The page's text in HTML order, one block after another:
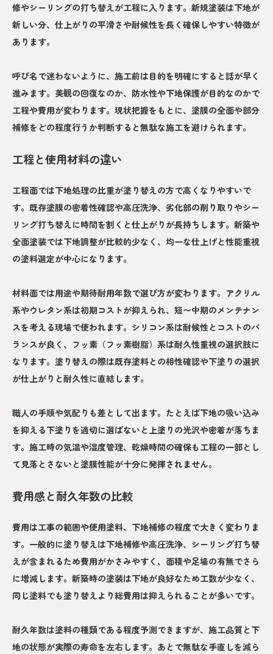
修やシーリングの打ち替えが工程に入ります。新規塗装は下地が
新しい分、仕上がりの平滑さや耐候性を長く確保しやすい特徴が
あります。
呼び名で迷わないように、施工前は目的を明確にすると話が早く
進みます。美観の回復なのか、防水性や下地保護が目的なのかで
工程や費用が変わります。現状把握をもとに、塗膜の全面や部分
補修をどの程度行うか判断すると無駄な施工を避けられます。
工程と使用材料の違い
工程面では下地処理の比重が塗り替えの方で高くなりやすいで
す。既存塗膜の密着性確認や高圧洗浄、劣化部の削り取りやシー
リング打ち替えに時間を割くと仕上がりが長持ちします。新築や
全面塗装では下地調整が比較的少なく、均一な仕上げと性能重視
の塗料選定が中心になります。
材料面では用途や期待耐用年数で選び方が変わります。アクリル
系やウレタン系は初期コストが抑えられ、短〜中期のメンテナン
スを考える現場で使われます。シリコン系は耐候性とコストのバ
ランスが良く、フッ素（フッ素樹脂）系は耐久性重視の選択肢に
なります。塗り替えの際は既存塗料との相性確認や下塗りの選択
が仕上がりと耐久性に直結します。
職人の手順や気配りも差として出ます。たとえば下地の吸い込み
を抑える下塗りを適切に選ばないと上塗りの光沢や密着が落ちま
す。施工時の気温や湿度管理、乾燥時間の確保も工程の一部とし
て見落とさないと塗膜性能が十分に発揮されません。
費用感と耐久年数の比較
費用は工事の範囲や使用塗料、下地補修の程度で大きく変わりま
す。一般的に塗り替えは下地補修や高圧洗浄、シーリング打ち替
えが含まれるため費用がかさみやすく、面積や足場の有無でさら
に増減します。新築時の塗装は下地が良好なため工数が少なく、
同じ塗料でも塗り替えより総費用は抑えられることが多いです。
耐久年数は塗料の種類である程度予測できますが、施工品質と下
地の状態が実際の寿命を左右します。あとで無駄な手直しを減ら